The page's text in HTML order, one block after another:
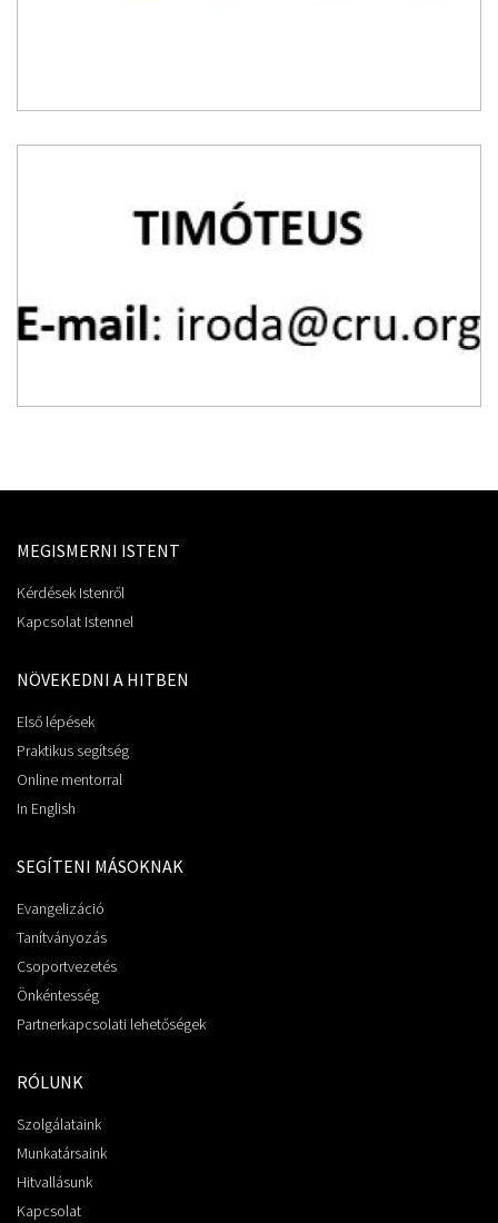
MEGISMERNI ISTENT
Kérdések Istenről
Kapcsolat Istennel
NÖVEKEDNI A HITBEN
Első lépések
Praktikus segítség
Online mentorral
In English
SEGÍTENI MÁSOKNAK
Evangelizáció
Tanítványozás
Csoportvezetés
Önkéntesség
Partnerkapcsolati lehetőségek
RÓLUNK
Szolgálataink
Munkatársaink
Hitvallásunk
Kapcsolat